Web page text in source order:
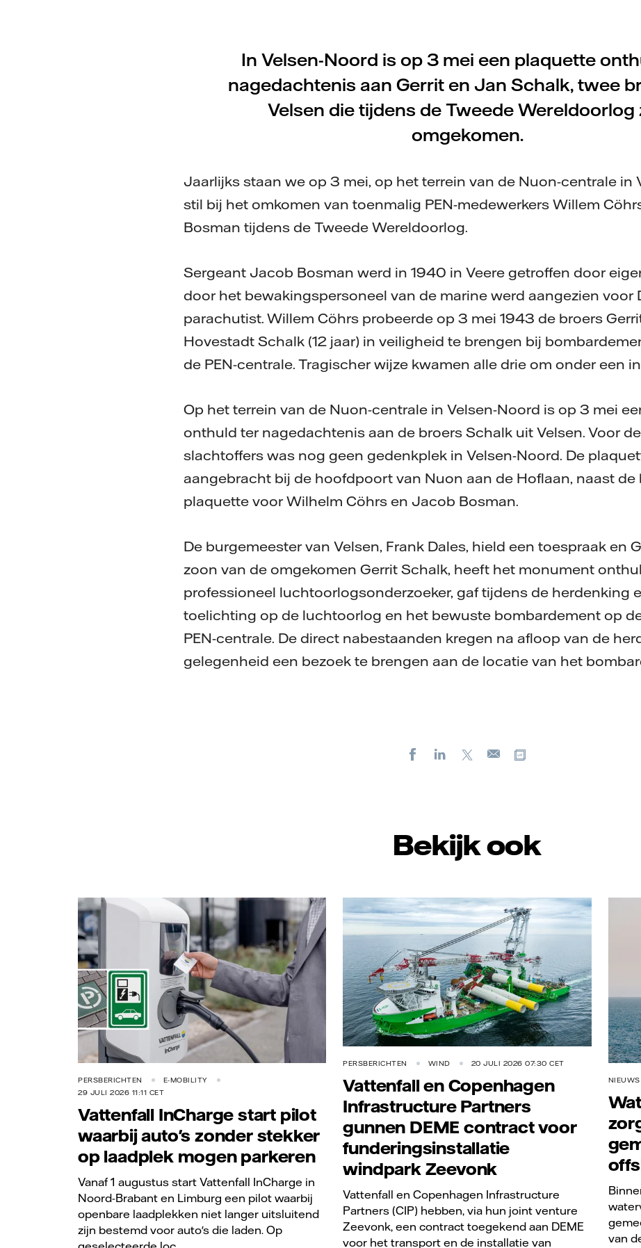
In Velsen-Noord is op 3 mei een plaquette
nagedachtenis aan Gerrit en Jan Schalk, twee
Velsen die tijdens de Tweede Wereldoorlog
omgekomen.
Jaarlijks staan we op 3 mei, op het terrein van de Nuon-centrale in
stil bij het omkomen van toenmalig PEN-medewerkers Willem
Bosman tijdens de Tweede Wereldoorlog.
Sergeant Jacob Bosman werd in 1940 in Veere getroffen door
door het bewakingspersoneel van de marine werd aangezien voor
parachutist. Willem Cöhrs probeerde op 3 mei 1943 de broers
Hovestadt Schalk (12 jaar) in veiligheid te brengen bij
de PEN-centrale. Tragischer wijze kwamen alle drie om onder een
Op het terrein van de Nuon-centrale in Velsen-Noord is op 3 mei
onthuld ter nagedachtenis aan de broers Schalk uit Velsen. Voor
slachtoffers was nog geen gedenkplek in Velsen-Noord. De
aangebracht bij de hoofdpoort van Nuon aan de Hoflaan, naast de
plaquette voor Wilhelm Cöhrs en Jacob Bosman.
De burgemeester van Velsen, Frank Dales, hield een toespraak en
zoon van de omgekomen Gerrit Schalk, heeft het monument
professioneel luchtoorlogsonderzoeker, gaf tijdens de herdenking
toelichting op de luchtoorlog en het bewuste bombardement op
PEN-centrale. De direct nabestaanden kregen na afloop van de
gelegenheid een bezoek te brengen aan de locatie van het
FacebookLinkedIn
X
E-
Bekijk ook
Vattenfall/Jorrit Lousberg
PERSBERICHTEN
E-MOBILITY
29 JULI 2026 11:11 CET
Vattenfall InCharge start pilot
waarbij auto's zonder stekker
op laadplek mogen parkeren
Vanaf 1 augustus start Vattenfall InCharge in
Noord-Brabant en Limburg een pilot waarbij
openbare laadplekken niet langer uitsluitend
zijn bestemd voor auto's die laden. Op
PERSBERICHTEN WIND 20 JULI 2026 07:30 CET
Vattenfall en Copenhagen
Infrastructure Partners
gunnen DEME contract voor
funderingsinstallatie
windpark Zeevonk
Vattenfall en Copenhagen Infrastructure
Partners (CIP) hebben, via hun joint venture
Zeevonk, een contract toegekend aan DEME
voor het transport en de installatie van
NIEUWS
van